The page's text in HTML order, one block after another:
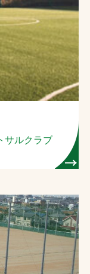
サルクラブ